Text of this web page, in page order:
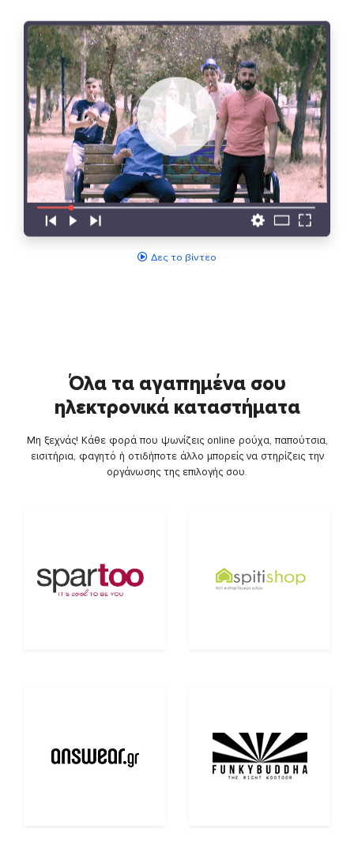
Δες το βίντεο
Όλα τα αγαπημένα σου
ηλεκτρονικά καταστήματα
Μη ξεχνάς! Κάθε φορά που ψωνίζεις online ρούχα, παπούτσια,
εισιτήρια, φαγητό ή οτιδήποτε άλλο μπορείς να στηρίζεις την
οργάνωσης της επιλογής σου.